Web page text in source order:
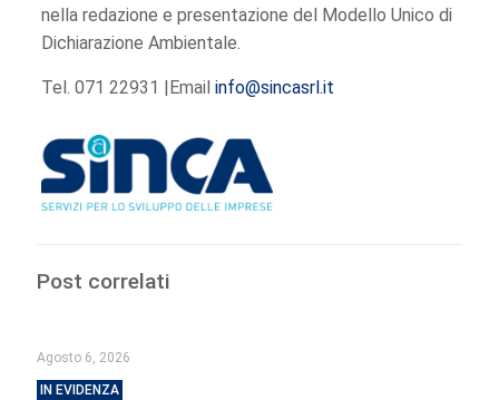
nella redazione e presentazione del Modello Unico di
Dichiarazione Ambientale.
Tel. 071 22931 |Email info@sincasrl.it
Post correlati
Agosto 6, 2026
IN EVIDENZA